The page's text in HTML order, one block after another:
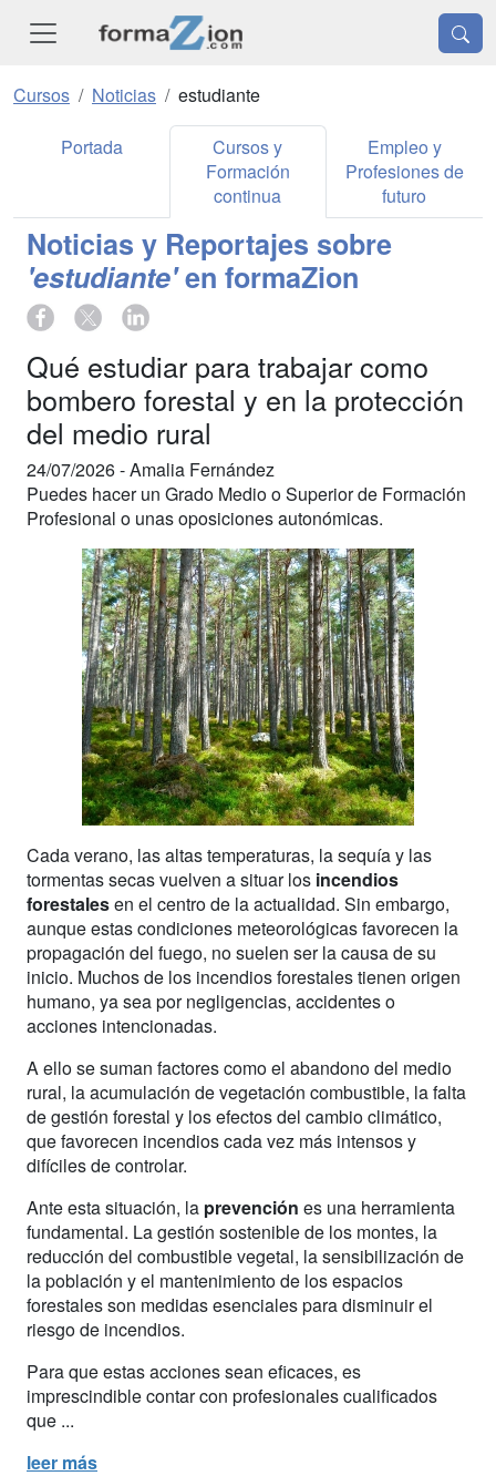
Cursos Noticias estudiante
Portada
Cursos y
Formación
continua
Empleo y
Profesiones de
futuro
Noticias y Reportajes sobre
'estudiante'en formaZion
Qué estudiar para trabajar como
bombero forestal y en la protección
del medio rural
24/07/2026 -Amalia Fernández
Puedes hacer un Grado Medio o Superior de Formación
Profesional o unas oposiciones autonómicas.
Cada verano, las altas temperaturas, la sequía y las
tormentas secas vuelven a situar los incendios
forestalesen el centro de la actualidad. Sin embargo,
aunque estas condiciones meteorológicas favorecen la
propagación del fuego, no suelen ser la causa de su
inicio. Muchos de los incendios forestales tienen origen
humano, ya sea por negligencias, accidentes o
acciones intencionadas.
A ello se suman factores como el abandono del medio
rural, la acumulación de vegetación combustible, la falta
de gestión forestal y los efectos del cambio climático,
que favorecen incendios cada vez más intensos y
difíciles de controlar.
Ante esta situación, la prevención es una herramienta
fundamental. La gestión sostenible de los montes, la
reducción del combustible vegetal, la sensibilización de
la población y el mantenimiento de los espacios
forestales son medidas esenciales para disminuir el
riesgo de incendios.
Para que estas acciones sean eficaces, es
imprescindible contar con profesionales cualificados
que ...
leer más